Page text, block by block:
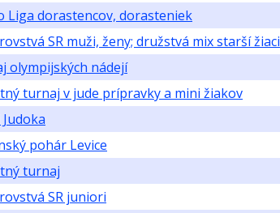
Liga dorastencov, dorasteniek
SR muži, ženy; družstvá mix starší žiaci
olympijských nádejí
turnaj v jude prípravky a mini žiakov
pohár Levice
turnaj
SR juniori